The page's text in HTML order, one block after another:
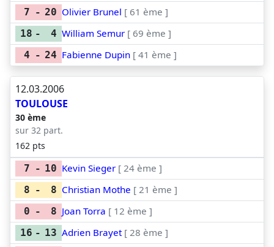
7 - 20 Olivier Brunel [ 61 ème ]
18 - 4 William Semur [ 69 ème ]
4 - 24 Fabienne Dupin [ 41 ème ]
12.03.2006
TOULOUSE
30 ème
sur 32 part.
162 pts
7 - 10 Kevin Sieger [ 24 ème ]
8 - 8 Christian Mothe [ 21 ème ]
0 - 8 Joan Torra [ 12 ème ]
16 - 13 Adrien Brayet [ 28 ème ]